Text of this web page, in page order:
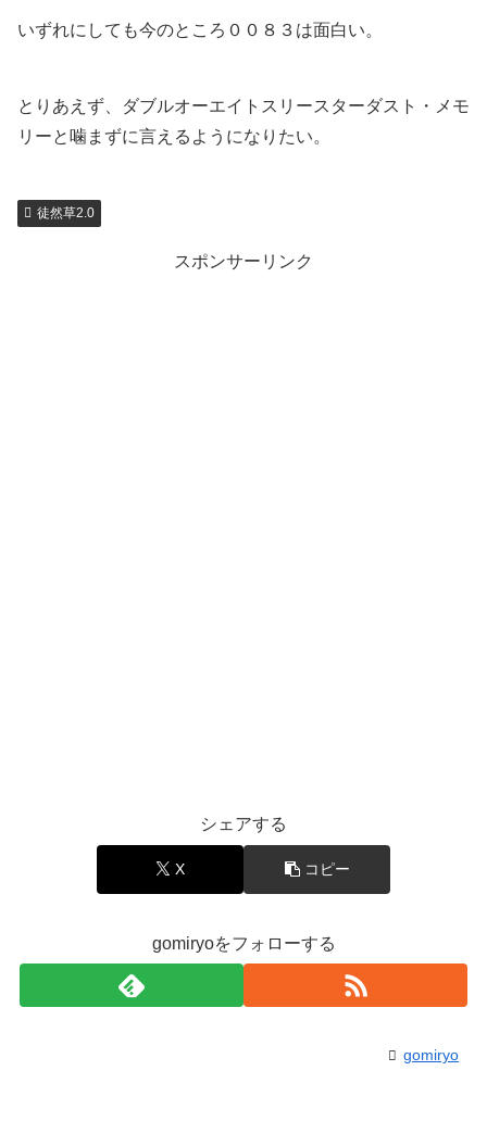
いずれにしても今のところ００８３は面白い。
とりあえず、ダブルオーエイトスリースターダスト・メモ
リーと噛まずに言えるようになりたい。
徒然草2.0
スポンサーリンク
シェアする
X コピー
gomiryoをフォローする
gomiryo